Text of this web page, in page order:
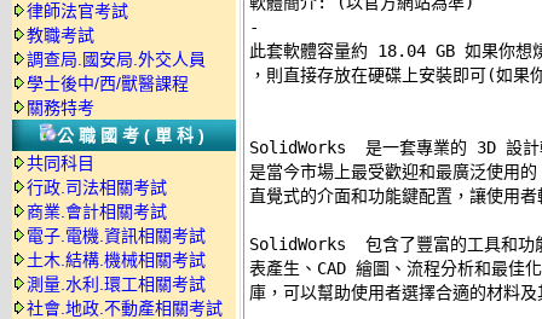
律師法官考試
教職考試
調查局.國安局.外交人員
學士後中/西/獸醫課程
關務特考
公職國考(單科)
共同科目
行政.司法相關考試
商業.會計相關考試
電子.電機.資訊相關考試
土木.結構.機械相關考試
測量.水利.環工相關考試
社會.地政.不動產相關考試
-
此套軟體容量約 18.04 GB 如果你想
，則直接存放在硬碟上安裝即可(如
SolidWorks  是一套專業的 3D 設計
是當今市場上最受歡迎和最廣泛使
直覺式的介面和功能鍵配置，讓使用
SolidWorks  包含了豐富的工具和功
表產生、CAD 繪圖、流程分析和最佳
庫，可以幫助使用者選擇合適的材料